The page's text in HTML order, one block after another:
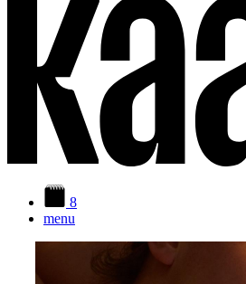
8
menu